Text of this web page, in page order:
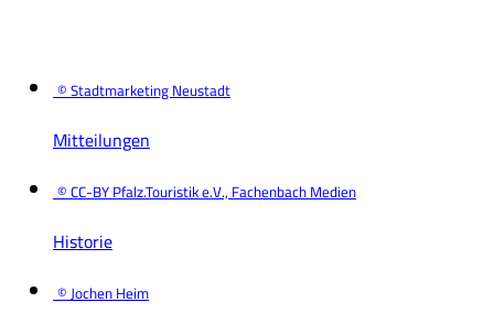
© Stadtmarketing Neustadt
Mitteilungen
© CC-BY Pfalz.Touristik e.V., Fachenbach Medien
Historie
© Jochen Heim